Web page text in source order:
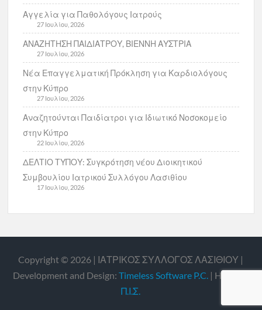
Αγγελία για Παθολόγους Ιατρούς
27 Ιουλίου, 2026
ΑΝΑΖΗΤΗΣΗ ΠΑΙΔΙΑΤΡΟΥ, ΒΙΕΝΝΗ ΑΥΣΤΡΙΑ
27 Ιουλίου, 2026
Νέα Επαγγελματική Πρόκληση για Καρδιολόγους
στην Κύπρο
27 Ιουλίου, 2026
Αναζητούνται Παιδίατροι για Ιδιωτικό Νοσοκομείο
στην Κύπρο
22 Ιουλίου, 2026
ΔΕΛΤΙΟ ΤΥΠΟΥ: Συγκρότηση νέου Διοικητικού
Συμβουλίου Ιατρικού Συλλόγου Λασιθίου
17 Ιουλίου, 2026
Copyright © 2026 | ΙΑΤΡΙΚΟΣ ΣΥΛΛΟΓΟΣ ΛΑΣΙΘΙΟΥ |
Develοpment and Design: Timeless Software P.C.| Hosting:
Π.Ι.Σ.